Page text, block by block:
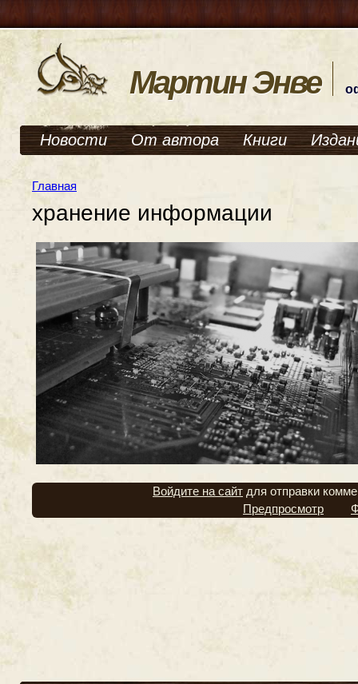
Мартин Энве
Новости От автора Книги
Главная
хранение информации
Войдите на сайт для отправки
Предпросмотр